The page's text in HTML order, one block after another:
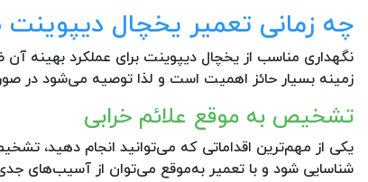
چه زمانی تعمیر یخچال
نگهداری مناسب از یخچال دیپوینت برای عملکرد بهینه
زمینه بسیار حائز اهمیت است و لذا توصیه می‌شود در
تشخیص به موقع علائم خرابی
یکی از مهم‌ترین اقداماتی که می‌توانید انجام دهید،
شناسایی شود و با تعمیر به‌موقع می‌توان از آسیب‌های